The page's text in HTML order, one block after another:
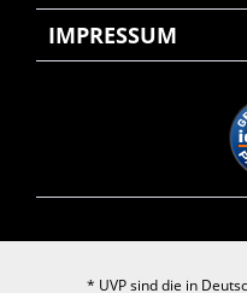
IMPRESSUM
* UVP sind die in